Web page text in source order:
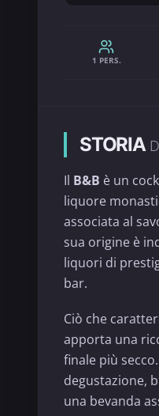
1 PERS.
STORIA
Il B&B è un
liquore
associata al
sua origine è
liquori di
bar.
Ciò che
apporta una
finale più
degustazione,
una bevanda